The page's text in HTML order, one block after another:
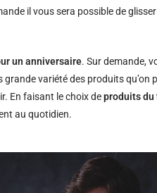
il vous sera possible de
un anniversaire. Sur demande,
grande variété des produits qu’on
En faisant le choix deproduits
au quotidien.